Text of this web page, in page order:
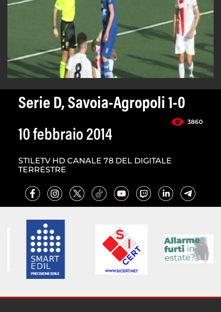
Serie D, Savoia-Agropoli 1-0
3860
10 febbraio 2014
STILETV HD CANALE 78 DEL DIGITALE
TERRESTRE